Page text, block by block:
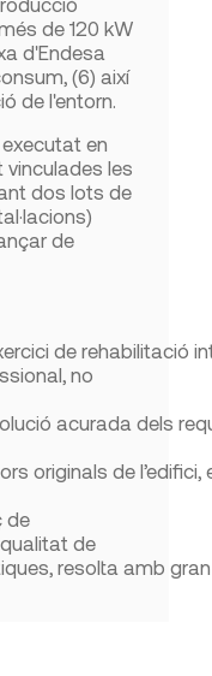
de 120 kW
d'Endesa
(6) així
de l'entorn.
en
les
dos lots de
de
de rehabilitació
, no
acurada dels
originals de l’edifici,
de
qualitat de
ques, resolta amb